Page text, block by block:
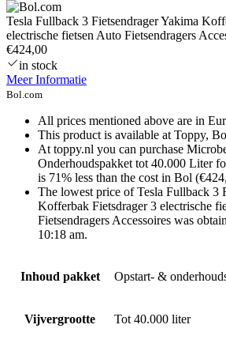
Tesla Fullback 3 Fietsendrager Yakima
electrische fietsen Auto Fietsendragers
€424,00
in stock
Meer Informatie
Bol.com
All prices mentioned above are in
This product is available at Toppy,
At toppy.nl you can purchase
Onderhoudspakket tot 40.000 Liter
is 71% less than the cost in Bol
The lowest price of Tesla Fullback 3
Kofferbak Fietsdrager 3 electrische
Fietsendragers Accessoires was
10:18 am.
Inhoud pakket Opstart- &
Vijvergrootte Tot 40.000 liter